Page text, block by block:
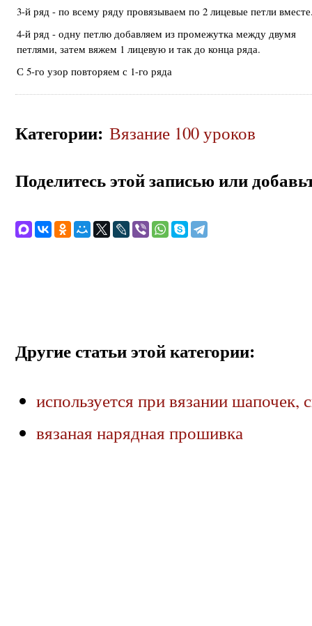
3-й ряд - по всему ряду провязываем по 2 лицевые петли
4-й ряд - одну петлю добавляем из промежутка между двумя
петлями, затем вяжем 1 лицевую и так до конца ряда.
С 5-го узор повторяем с 1-го ряда
Категории: Вязание 100 уроков
Поделитесь этой записью или
Другие статьи этой категории:
используется при вязании шапочек,
вязаная нарядная прошивка